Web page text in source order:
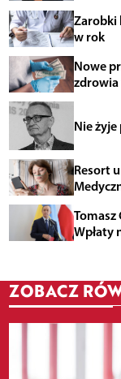
Zarobki
w rok
Nowe
zdrowia
Nie
Resort
Tomasz
Wpłaty
ZOBACZ